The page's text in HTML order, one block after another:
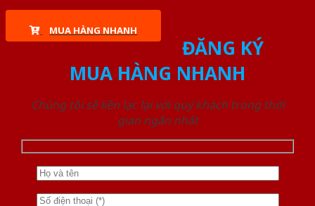
MUA HÀNG NHANH
ĐĂNG KÝ
MUA HÀNG NHANH
Chúng tôi sẽ liên lạc lại với quý khách trong thời
gian ngắn nhất